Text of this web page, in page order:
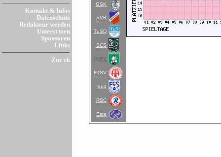
Kontakt & Infos
Datenschutz
Redakteur werden
Unterst tzen
Sponsoren
Links
Zur ck
GSK
SVB
TuSD
SCS
HUFC
FTSV
Süd
RSC
Este